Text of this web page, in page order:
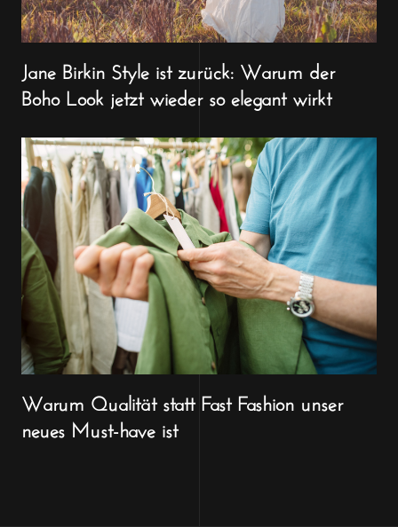
Jane Birkin Style ist zurück: Warum der
Boho Look jetzt wieder so elegant wirkt
Warum Qualität statt Fast Fashion unser
neues Must-have ist